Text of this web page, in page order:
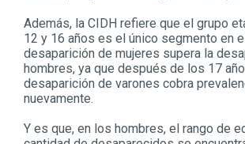
Además, la CIDH refiere que el grupo
12 y 16 años es el único segmento en
desaparición de mujeres supera la
hombres, ya que después de los 17
desaparición de varones cobra
nuevamente.
Y es que, en los hombres, el rango de